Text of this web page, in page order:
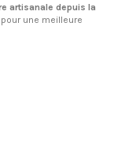
artisanale depuis la
pour une meilleure